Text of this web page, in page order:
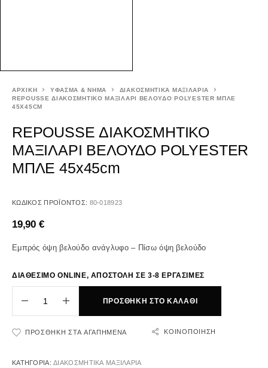
ΑΡΧΙΚΉ ΥΦΑΣΜΑ & ΝΗΜΑ
ΔΙΑΚΟΣΜΗΤΙΚΑ ΜΑΞΙΛΑΡΙΑ
REPOUSSE ΔΙΑΚΟΣΜΗΤΙΚΟ ΜΑΞΙΛΑΡΙ ΒΕΛΟΥΔΟ POLYESTER ΜΠΛΕ
45X45CM
REPOUSSE ΔΙΑΚΟΣΜΗΤΙΚΟ
ΜΑΞΙΛΑΡΙ ΒΕΛΟΥΔΟ POLYESTER
ΜΠΛΕ 45x45cm
ΚΩΔΙΚΌΣ ΠΡΟΪΌΝΤΟΣ: 80-018923
19,90 €
Εμπρός όψη βελούδο ανάγλυφο – Πίσω όψη βελούδο
ΔΙΑΘΕΣΙΜΟ ONLINE, ΑΠΟΣΤΟΛΗ ΣΕ 3-8 ΕΡΓΑΣΙΜΕΣ
ΠΡΟΣΘΉΚΗ ΣΤΟ ΚΑΛΆΘΙ
ΠΡΟΣΘΉΚΗ ΣΤΑ ΑΓΑΠΗΜΈΝΑ ΚΟΙΝΟΠΟΊΗΣΗ
ΚΑΤΗΓΟΡΊΑ:ΔΙΑΚΟΣΜΗΤΙΚΑ ΜΑΞΙΛΑΡΙΑ